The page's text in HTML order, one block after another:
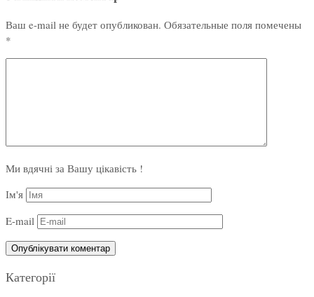
Ваш e-mail не будет опубликован. Обязательные поля помечены
*
Ми вдячні за Вашу цікавість !
Ім'я
E-mail
Категорії